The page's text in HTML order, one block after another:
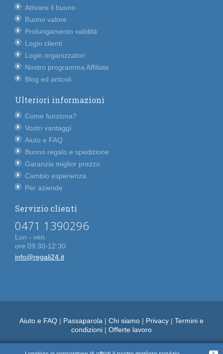
Attivare il buono
Buono valore
Prolungamento validità
Login clienti
Login organizzatori
Nostro programma Affiliate
Blog ed articoli
Ulteriori informazioni
Come funziona?
Vostri vantaggi
Aiuto e FAQ
Buono regalo e spedizione
Garanzia miglior prezzo
Cambio esperienza
Per aziende
Servizio clienti
0471 1390296
Lun - ven
ore 09:30-12:30
info@regali24.it
Aiuto e FAQ | Passaparola | Chi siamo | Privacy | Termini e
condizioni | Offerte lavoro